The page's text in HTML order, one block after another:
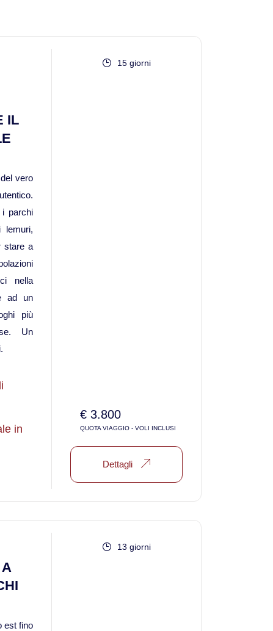
Viaggi in Filippine
Viaggi in Maldive
Viaggi in Malesia
Viaggi in Mongolia
Viaggi in Thailandia
Viaggi in Cambogia
Viaggi in Cina
Viaggi in Laos
Viaggi in Turchia
IL
vero
parchi
lemuri,
stare a
nella
ad un
più
Un
in
15 giorni
€ 3.800
QUOTA VIAGGIO - VOLI INCLUSI
Dettagli
est fino
13 giorni